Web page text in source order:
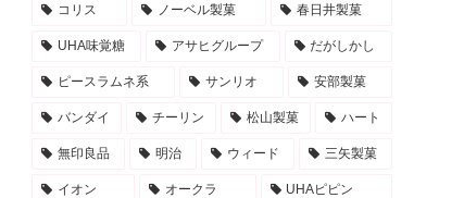
コリス ノーベル製菓 春日井製菓
UHA味覚糖 アサヒグループ だがしかし
ピースラムネ系 サンリオ 安部製菓
バンダイ チーリン 松山製菓 ハート
無印良品 明治 ウィード 三矢製菓
イオン オークラ UHAピピン